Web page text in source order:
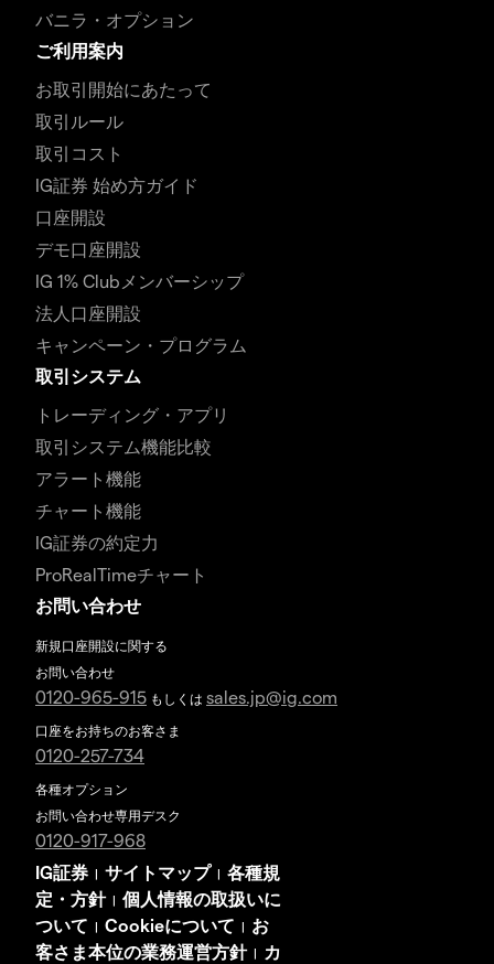
バニラ・オプション
ご利用案内
お取引開始にあたって
取引ルール
取引コスト
IG証券 始め方ガイド
口座開設
デモ口座開設
IG 1% Clubメンバーシップ
法人口座開設
キャンペーン・プログラム
取引システム
トレーディング・アプリ
取引システム機能比較
アラート機能
チャート機能
IG証券の約定力
ProRealTimeチャート
お問い合わせ
新規口座開設に関する
お問い合わせ
0120-965-915 もしくは sales.jp@ig.com
口座をお持ちのお客さま
0120-257-734
各種オプション
お問い合わせ専用デスク
0120-917-968
IG証券 | サイトマップ | 各種規
定・方針| 個人情報の取扱いに
ついて | Cookieについて | お
客さま本位の業務運営方針|
カ